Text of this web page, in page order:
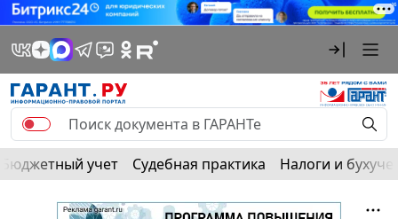
Бюджетный учет Судебная практика Налоги и